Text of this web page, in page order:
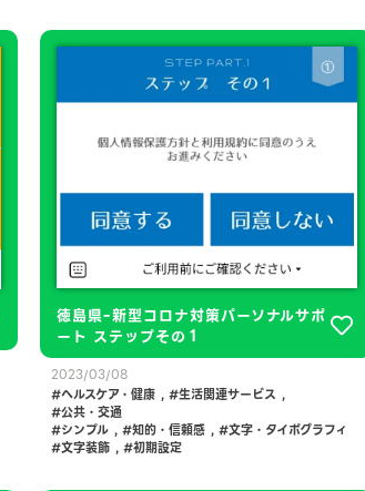
徳島県ｰ新型コロナ対策パーソナルサポ
ート ステップその１
2023/03/08
ヘルスケア・健康 , 生活関連サービス ,
公共・交通
シンプル , 知的・信頼感 ,
文字・タイポグラフィ
文字装飾 , 初期設定